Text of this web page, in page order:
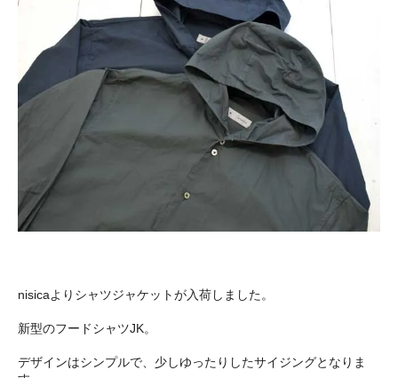
nisicaよりシャツジャケットが入荷しました。
新型のフードシャツJK。
デザインはシンプルで、少しゆったりしたサイジングとなりま